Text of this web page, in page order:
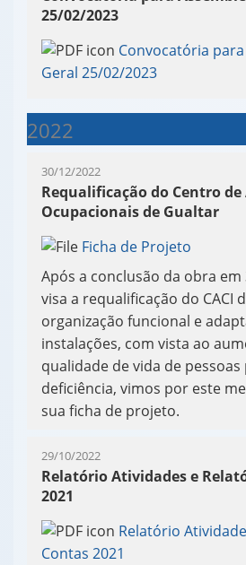
25/02/2023
Convocatória
Geral 25/02/2023
2022
30/12/2022
Requalificação do Centro
Ocupacionais de Gualtar
Ficha de Projeto
Após a conclusão da obra
visa a requalificação do CACI
organização funcional e
instalações, com vista ao
qualidade de vida de
deficiência, vimos por este
sua ficha de projeto.
29/10/2022
Relatório Atividades e
2021
Relatório
Contas 2021